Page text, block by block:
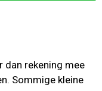
dan rekening mee
Sommige kleine